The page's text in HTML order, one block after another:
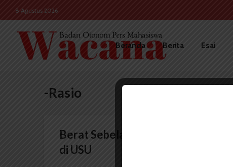
8 Agustus 2026
Beranda Berita Esai
-Rasio
Berat Sebelah Proporsi Dosen
di USU